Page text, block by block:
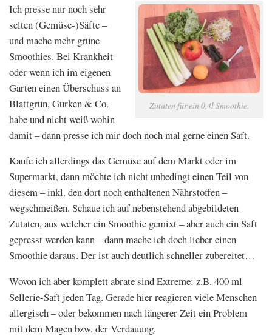
Zutaten für ein 0,4l Smoothie.
Ich presse nur noch sehr
selten (Gemüse-)Säfte –
und mache mehr grüne
Smoothies. Bei Krankheit
oder wenn ich im eigenen
Garten einen Überschuss an
Blattgrün, Gurken & Co.
habe und nicht weiß wohin
damit – dann presse ich mir doch noch mal gerne einen Saft.
Kaufe ich allerdings das Gemüse auf dem Markt oder im
Supermarkt, dann möchte ich nicht unbedingt einen Teil von
diesem – inkl. den dort noch enthaltenen Nährstoffen –
wegschmeißen. Schaue ich auf nebenstehend abgebildeten
Zutaten, aus welcher ein Smoothie gemixt – aber auch ein Saft
gepresst werden kann – dann mache ich doch lieber einen
Smoothie daraus. Der ist auch deutlich schneller zubereitet…
Wovon ich aberkomplett abrate sind Extreme: z.B. 400 ml
Sellerie-Saft jeden Tag. Gerade hier reagieren viele Menschen
allergisch – oder bekommen nach längerer Zeit ein Problem
mit dem Magen bzw. der Verdauung.